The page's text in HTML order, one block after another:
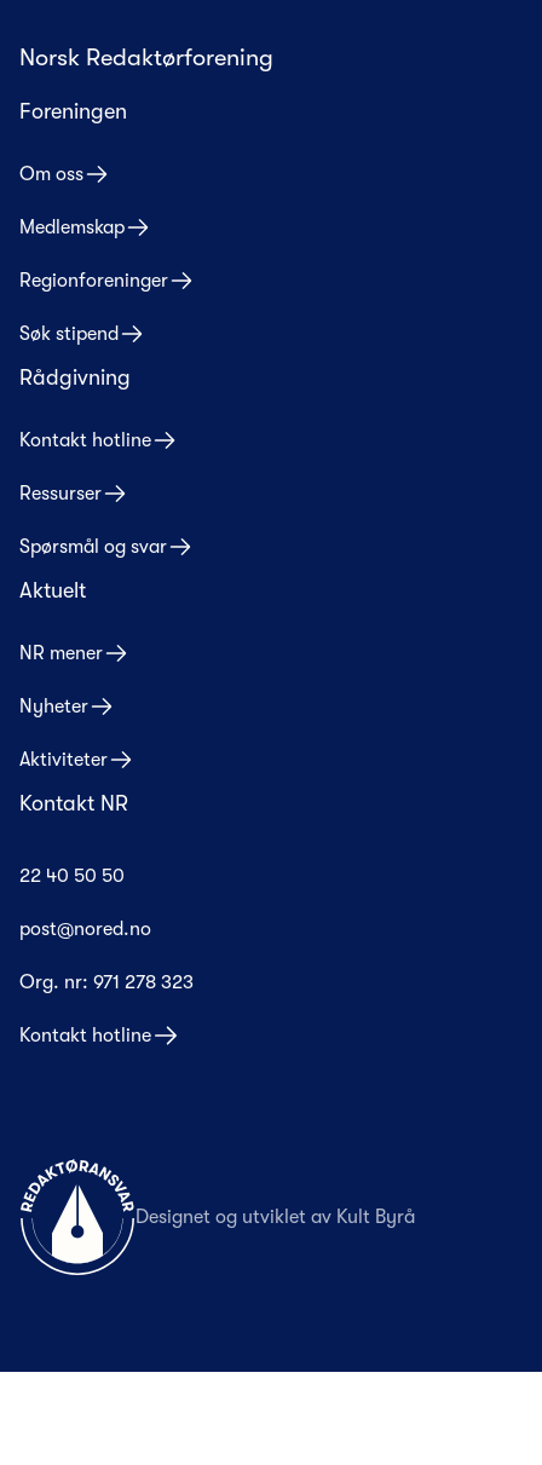
Norsk Redaktørforening
Foreningen
Om oss
Medlemskap
Regionforeninger
Søk stipend
Rådgivning
Kontakt hotline
Ressurser
Spørsmål og svar
Aktuelt
NR mener
Nyheter
Aktiviteter
Kontakt NR
22 40 50 50
post@nored.no
Org. nr: 971 278 323
Kontakt hotline
Til forsiden
Designet og utviklet av Kult Byrå